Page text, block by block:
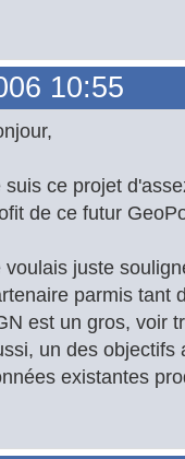
10:55
suis ce projet
de ce futur
voulais juste
parmis tant
est un gros, voir
un des objectifs
existantes